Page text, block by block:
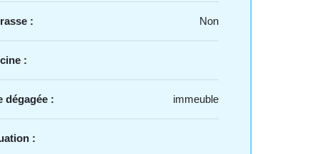
: Non
:
dégagée : immeuble
: